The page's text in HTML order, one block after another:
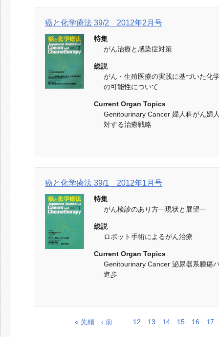
癌と化学療法 39/2 2012年2月号
特集
がん治療と感染症対策
総説
がん・生殖医療の実践に基づいた化
の可能性について
Current Organ Topics
Genitourinary Cancer 婦人科がん婦
対する治療戦略
癌と化学療法 39/1 2012年1月号
特集
がん検診のあり方―現状と展望―
総説
ロボット手術によるがん治療
Current Organ Topics
Genitourinary Cancer 泌尿器系腫瘍
進歩
« 先頭 ‹ 前 12 13 14 15 16 17